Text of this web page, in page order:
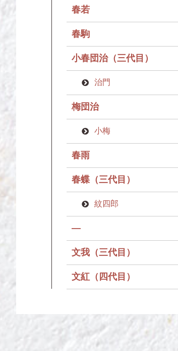
春若
春駒
小春団治（三代目）
治門
梅団治
小梅
春雨
春蝶（三代目）
紋四郎
—
文我（三代目）
文紅（四代目）